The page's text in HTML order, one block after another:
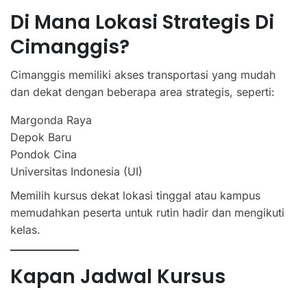
Di Mana Lokasi Strategis Di
Cimanggis?
Cimanggis memiliki akses transportasi yang mudah
dan dekat dengan beberapa area strategis, seperti:
Margonda Raya
Depok Baru
Pondok Cina
Universitas Indonesia (UI)
Memilih kursus dekat lokasi tinggal atau kampus
memudahkan peserta untuk rutin hadir dan mengikuti
kelas.
Kapan Jadwal Kursus